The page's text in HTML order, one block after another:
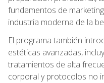
fundamentos de
industria moderna de la
El programa también
estéticas avanzadas,
tratamientos de alta
corporal y protocolos no